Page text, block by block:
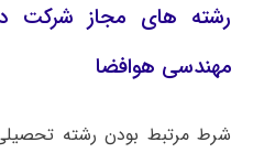
رشته های مجاز شرکت
مهندسی هوافضا
شرط مرتبط بودن رشته